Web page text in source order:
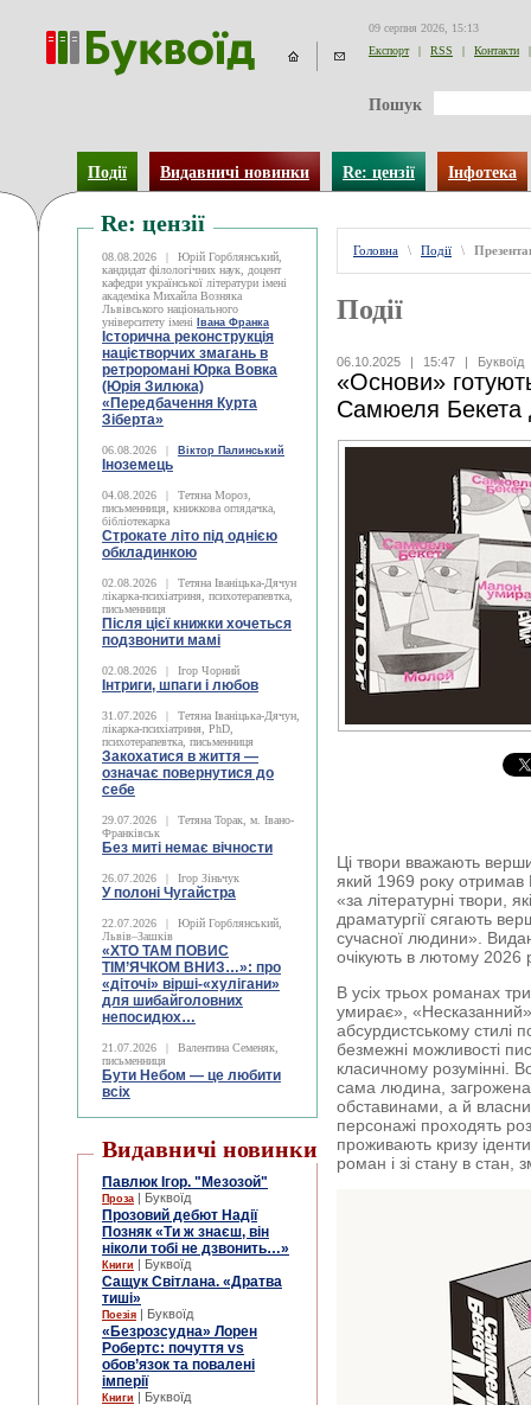
09 серпня 2026, 15:13
Експорт
| RSS | Контакти |
Пошук
Події Видавничі новинки Re: цензії Інфотека
Re: цензії
08.08.2026 |
Юрій Горблянський,
кандидат філологічних наук, доцент
кафедри української літератури імені
академіка Михайла Возняка
Львівського національного
університету імені
Івана Франка
Історична реконструкція
націєтворчих змагань в
ретроромані Юрка Вовка
(Юрія Зилюка)
«Передбачення Курта
Зіберта»
06.08.2026 | Віктор Палинський
Іноземець
04.08.2026 |
Тетяна Мороз,
письменниця, книжкова оглядачка,
бібліотекарка
Строкате літо під однією
обкладинкою
02.08.2026 |
Тетяна Іваніцька-Дячун
лікарка-психіатриня, психотерапевтка,
письменниця
Після цієї книжки хочеться
подзвонити мамі
02.08.2026 | Ігор Чорний
Інтриги, шпаги і любов
31.07.2026 |
Тетяна Іваніцька-Дячун,
лікарка-психіатриня, PhD,
психотерапевтка, письменниця
Закохатися в життя —
означає повернутися до
себе
29.07.2026 |
Тетяна Торак, м. Івано-
Франківськ
Без миті немає вічности
26.07.2026 | Ігор Зіньчук
У полоні Чугайстра
22.07.2026 |
Юрій Горблянський,
Львів–Зашків
«ХТО ТАМ ПОВИС
ТІМ’ЯЧКОМ ВНИЗ…»: про
«діточі» вірші-«хулігани»
для шибайголовних
непосидюх…
21.07.2026 |
Валентина Семеняк,
письменниця
Бути Небом ― це любити
всіх
Видавничі новинки
Павлюк Ігор. "Мезозой"
Проза | Буквоїд
Прозовий дебют Надії
Позняк «Ти ж знаєш, він
ніколи тобі не дзвонить…»
Книги | Буквоїд
Сащук Світлана. «Дратва
тиші»
Поезія | Буквоїд
«Безрозсудна» Лорен
Робертс: почуття vs
обов’язок та повалені
імперії
Книги | Буквоїд
Головна \ Події \
Події
06.10.2025 | 15:47 | Буквоїд
«Основи»
Самюеля Бекета
Ці твори вважають
який 1969 року отримав
«за літературні твори,
драматургії сягають
сучасної людини».
очікують в лютому 2026
В усіх трьох романах
умирає»,
абсурдистському стилі
безмежні можливості
класичному розумінні.
сама людина, загрожена
обставинами, а й
персонажі проходять
проживають кризу
роман і зі стану в стан,